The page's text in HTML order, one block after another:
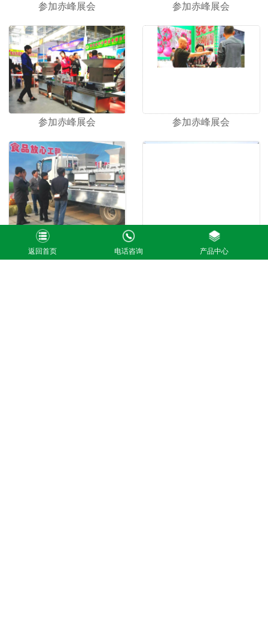
参加赤峰展会 参加赤峰展会
参加赤峰展会 参加赤峰展会
参加赤峰展会 参加赤峰展会
返回首页 电话咨询 产品中心